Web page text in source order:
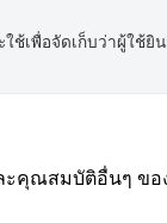
ช้เพื่อจัดเก็บว่าผู้ใช้
ละคุณสมบัติอื่นๆ ข